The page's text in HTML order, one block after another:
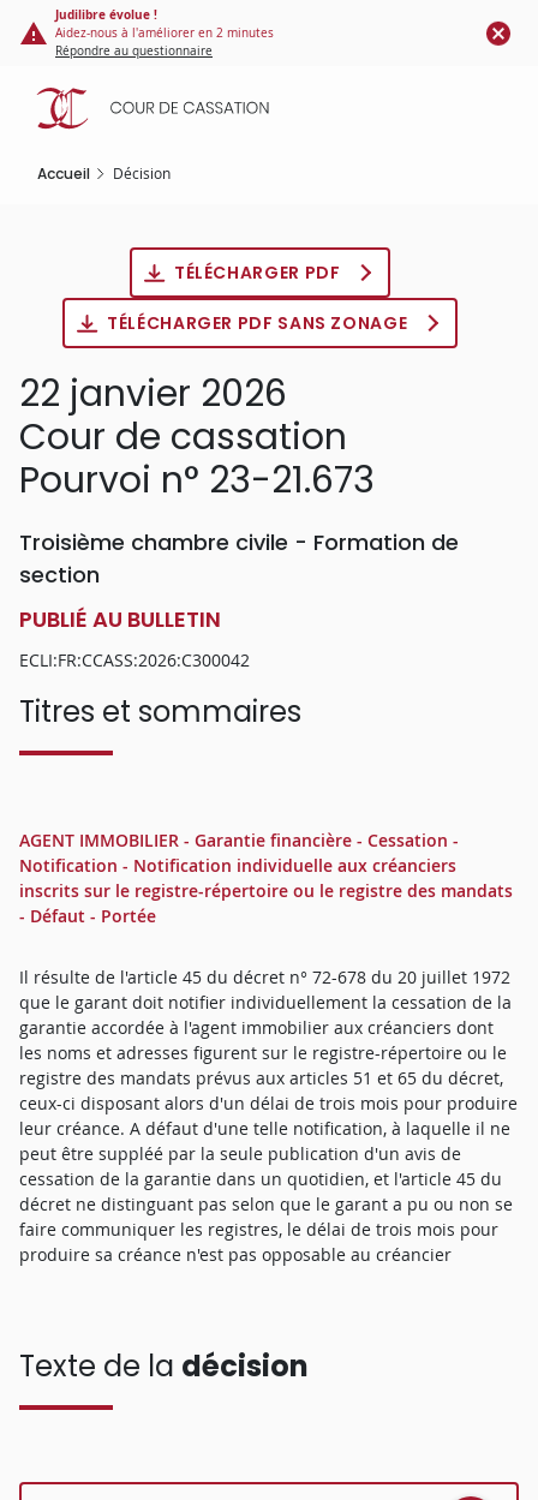
Panneau de gestion des cookies
contenu
principal
Judilibre évolue !
Aidez-nous à l'améliorer en 2 minutes
Répondre au questionnaire
Accueil Décision
TÉLÉCHARGER PDF
TÉLÉCHARGER PDF SANS ZONAGE
22 janvier 2026
Cour de cassation
Pourvoi n° 23-21.673
Troisième chambre civile - Formation de
section
PUBLIÉ AU BULLETIN
ECLI:FR:CCASS:2026:C300042
Titres et sommaires
AGENT IMMOBILIER - Garantie financière - Cessation -
Notification - Notification individuelle aux créanciers
inscrits sur le registre-répertoire ou le registre des mandats
- Défaut - Portée
Il résulte de l'article 45 du décret n° 72-678 du 20 juillet 1972
que le garant doit notifier individuellement la cessation de la
garantie accordée à l'agent immobilier aux créanciers dont
les noms et adresses figurent sur le registre-répertoire ou le
registre des mandats prévus aux articles 51 et 65 du décret,
ceux-ci disposant alors d'un délai de trois mois pour produire
leur créance. A défaut d'une telle notification, à laquelle il ne
peut être suppléé par la seule publication d'un avis de
cessation de la garantie dans un quotidien, et l'article 45 du
décret ne distinguant pas selon que le garant a pu ou non se
faire communiquer les registres, le délai de trois mois pour
produire sa créance n'est pas opposable au créancier
Texte de la décision